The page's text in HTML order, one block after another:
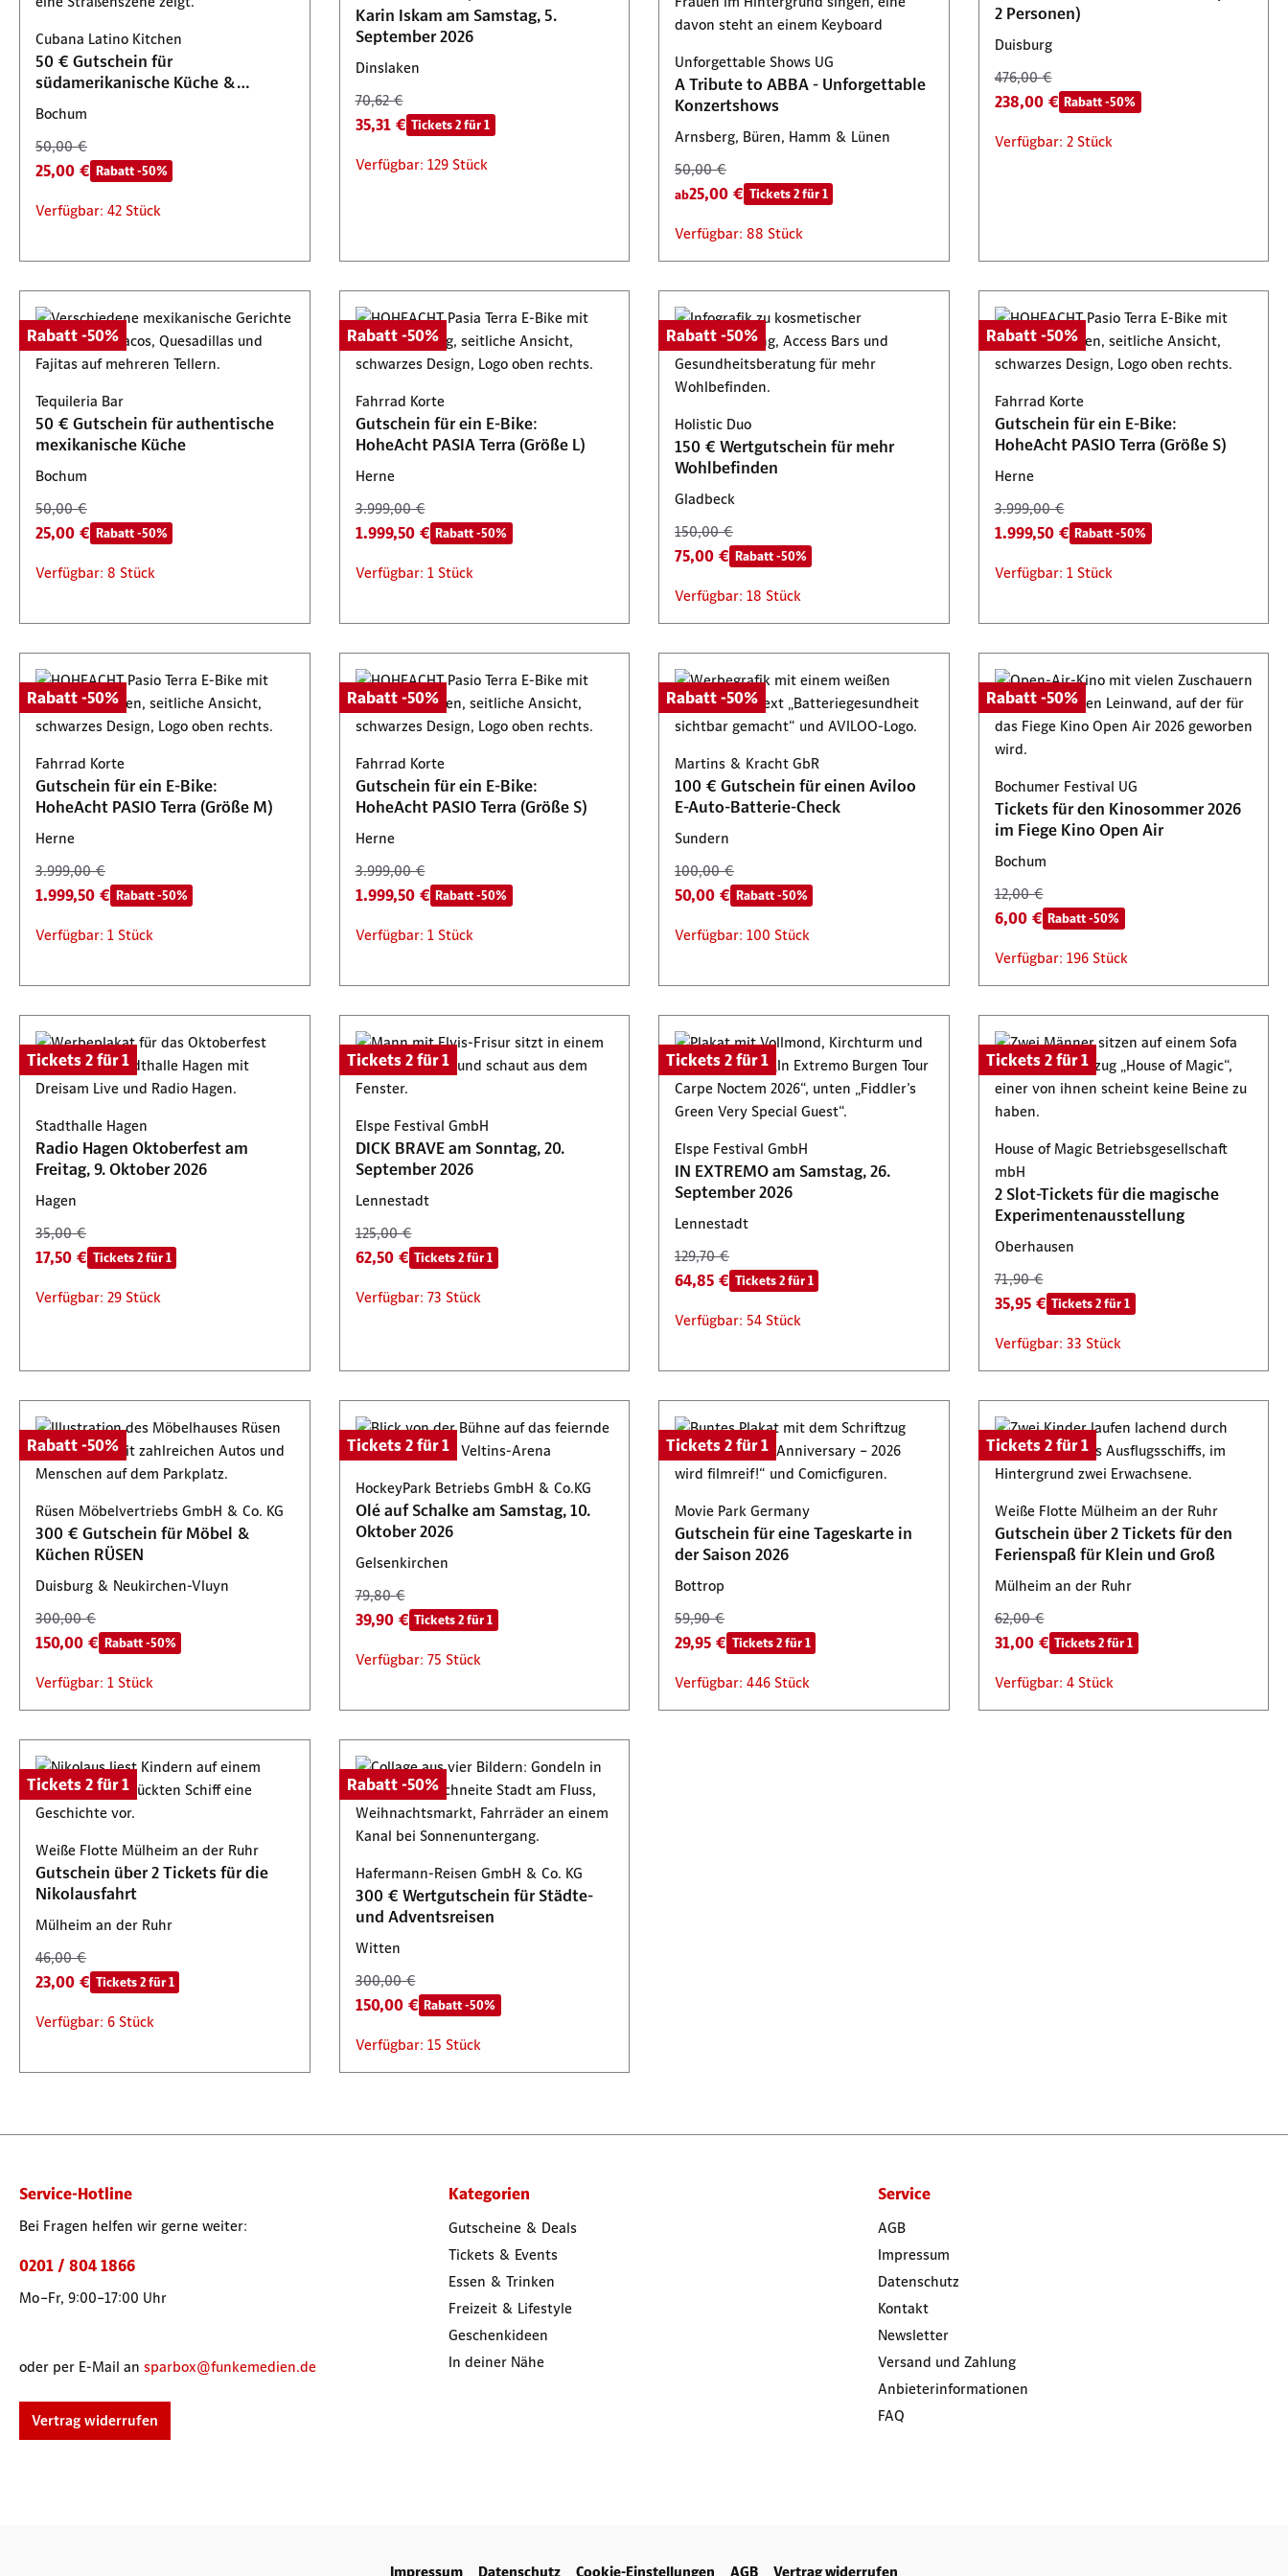
Oberhausen
71,90 €
35,95 € Tickets 2 für 1
Verfügbar: 33 Stück
39,90 € Tickets 2 für 1
Verfügbar: 75 Stück
29,95 € Tickets 2 für 1
Verfügbar: 446 Stück
31,00 € Tickets 2 für 1
Verfügbar: 4 Stück
23,00 € Tickets 2 für 1
Verfügbar: 6 Stück
Cubana Latino Kitchen
50 € Gutschein für
südamerikanische Küche &
Cocktails
Bochum
50,00 €
25,00 € Rabatt -50%
Verfügbar: 42 Stück
Karin Iskam am Samstag, 5.
September 2026
Dinslaken
70,62 €
35,31 € Tickets 2 für 1
Verfügbar: 129 Stück
Unforgettable Shows UG
A Tribute to ABBA - Unforgettable
Konzertshows
Arnsberg, Büren, Hamm & Lünen
50,00 €
ab25,00 € Tickets 2 für 1
Verfügbar: 88 Stück
2 Personen)
Duisburg
476,00 €
238,00 € Rabatt -50%
Verfügbar: 2 Stück
Rabatt -50%
Tequileria Bar
50 € Gutschein für authentische
mexikanische Küche
Bochum
50,00 €
25,00 € Rabatt -50%
Verfügbar: 8 Stück
Rabatt -50%
Fahrrad Korte
Gutschein für ein E-Bike:
HoheAcht PASIA Terra (Größe L)
Herne
3.999,00 €
1.999,50 € Rabatt -50%
Verfügbar: 1 Stück
Rabatt -50%
Holistic Duo
150 € Wertgutschein für mehr
Wohlbefinden
Gladbeck
150,00 €
75,00 € Rabatt -50%
Verfügbar: 18 Stück
Rabatt -50%
Fahrrad Korte
Gutschein für ein E-Bike:
HoheAcht PASIO Terra (Größe S)
Herne
3.999,00 €
1.999,50 € Rabatt -50%
Verfügbar: 1 Stück
Rabatt -50%
Fahrrad Korte
Gutschein für ein E-Bike:
HoheAcht PASIO Terra (Größe M)
Herne
3.999,00 €
1.999,50 € Rabatt -50%
Verfügbar: 1 Stück
Rabatt -50%
Fahrrad Korte
Gutschein für ein E-Bike:
HoheAcht PASIO Terra (Größe S)
Herne
3.999,00 €
1.999,50 € Rabatt -50%
Verfügbar: 1 Stück
Rabatt -50%
Martins & Kracht GbR
100 € Gutschein für einen Aviloo
E-Auto-Batterie-Check
Sundern
100,00 €
50,00 € Rabatt -50%
Verfügbar: 100 Stück
Rabatt -50%
Bochumer Festival UG
Tickets für den Kinosommer 2026
im Fiege Kino Open Air
Bochum
12,00 €
6,00 € Rabatt -50%
Verfügbar: 196 Stück
Tickets 2 für 1
Stadthalle Hagen
Radio Hagen Oktoberfest am
Freitag, 9. Oktober 2026
Hagen
35,00 €
17,50 € Tickets 2 für 1
Verfügbar: 29 Stück
Tickets 2 für 1
Elspe Festival GmbH
DICK BRAVE am Sonntag, 20.
September 2026
Lennestadt
125,00 €
62,50 € Tickets 2 für 1
Verfügbar: 73 Stück
Tickets 2 für 1
Elspe Festival GmbH
IN EXTREMO am Samstag, 26.
September 2026
Lennestadt
129,70 €
64,85 € Tickets 2 für 1
Verfügbar: 54 Stück
Tickets 2 für 1
House of Magic Betriebsgesellschaft
mbH
2 Slot-Tickets für die magische
Experimentenausstellung
Oberhausen
71,90 €
35,95 € Tickets 2 für 1
Verfügbar: 33 Stück
Rabatt -50%
Rüsen Möbelvertriebs GmbH & Co. KG
300 € Gutschein für Möbel &
Küchen RÜSEN
Duisburg & Neukirchen-Vluyn
300,00 €
150,00 € Rabatt -50%
Verfügbar: 1 Stück
Tickets 2 für 1
HockeyPark Betriebs GmbH & Co.KG
Olé auf Schalke am Samstag, 10.
Oktober 2026
Gelsenkirchen
79,80 €
39,90 € Tickets 2 für 1
Verfügbar: 75 Stück
Tickets 2 für 1
Movie Park Germany
Gutschein für eine Tageskarte in
der Saison 2026
Bottrop
59,90 €
29,95 € Tickets 2 für 1
Verfügbar: 446 Stück
Tickets 2 für 1
Weiße Flotte Mülheim an der Ruhr
Gutschein über 2 Tickets für den
Ferienspaß für Klein und Groß
Mülheim an der Ruhr
62,00 €
31,00 € Tickets 2 für 1
Verfügbar: 4 Stück
Tickets 2 für 1
Weiße Flotte Mülheim an der Ruhr
Gutschein über 2 Tickets für die
Nikolausfahrt
Mülheim an der Ruhr
46,00 €
23,00 € Tickets 2 für 1
Verfügbar: 6 Stück
Rabatt -50%
Hafermann-Reisen GmbH & Co. KG
300 € Wertgutschein für Städte-
und Adventsreisen
Witten
300,00 €
150,00 € Rabatt -50%
Verfügbar: 15 Stück
Service-Hotline
Bei Fragen helfen wir gerne weiter:
0201 / 804 1866
Mo–Fr, 9:00–17:00 Uhr
oder per E-Mail an sparbox@funkemedien.de
Vertrag widerrufen
Kategorien
Gutscheine & Deals
Tickets & Events
Essen & Trinken
Freizeit & Lifestyle
Geschenkideen
In deiner Nähe
Service
AGB
Impressum
Datenschutz
Kontakt
Newsletter
Versand und Zahlung
Anbieterinformationen
FAQ
Impressum Datenschutz Cookie-Einstellungen AGB Vertrag widerrufen